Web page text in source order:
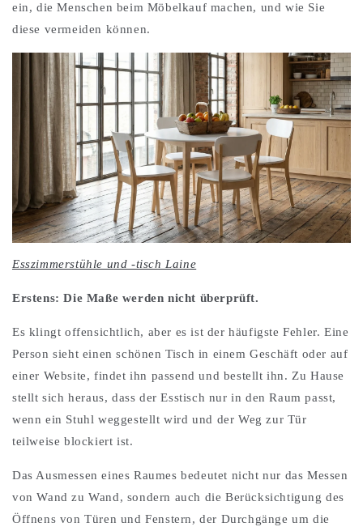
ein, die Menschen beim Möbelkauf machen, und wie Sie
diese vermeiden können.
Esszimmerstühle und -tisch Laine
Erstens: Die Maße werden nicht überprüft.
Es klingt offensichtlich, aber es ist der häufigste Fehler. Eine
Person sieht einen schönen Tisch in einem Geschäft oder auf
einer Website, findet ihn passend und bestellt ihn. Zu Hause
stellt sich heraus, dass der Esstisch nur in den Raum passt,
wenn ein Stuhl weggestellt wird und der Weg zur Tür
teilweise blockiert ist.
Das Ausmessen eines Raumes bedeutet nicht nur das Messen
von Wand zu Wand, sondern auch die Berücksichtigung des
Öffnens von Türen und Fenstern, der Durchgänge um die